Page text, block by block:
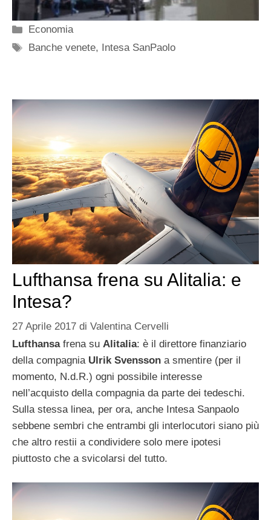
Categorie
Economia
Tag
Banche venete, Intesa SanPaolo
Lufthansa frena su Alitalia: e
Intesa?
27 Aprile 2017 di Valentina Cervelli
Lufthansafrena su Alitalia: è il direttore finanziario
della compagnia Ulrik Svensson a smentire (per il
momento, N.d.R.) ogni possibile interesse
nell’acquisto della compagnia da parte dei tedeschi.
Sulla stessa linea, per ora, anche Intesa Sanpaolo
sebbene sembri che entrambi gli interlocutori siano più
che altro restii a condividere solo mere ipotesi
piuttosto che a svicolarsi del tutto.